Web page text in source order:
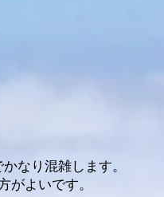
なり混雑します。
がよいです。